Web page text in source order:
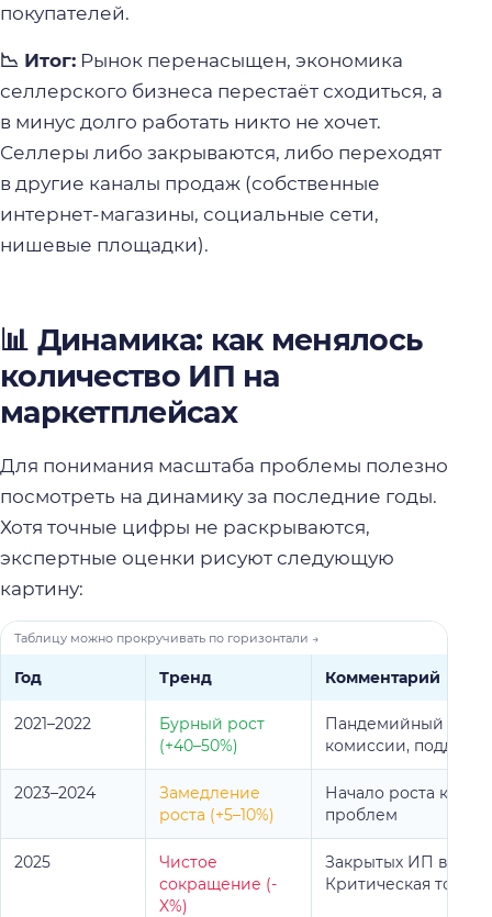
покупателей.
📉 Итог: Рынок перенасыщен, экономика
селлерского бизнеса перестаёт сходиться, а
в минус долго работать никто не хочет.
Селлеры либо закрываются, либо переходят
в другие каналы продаж (собственные
интернет-магазины, социальные сети,
нишевые площадки).
📊 Динамика: как менялось
количество ИП на
маркетплейсах
Для понимания масштаба проблемы полезно
посмотреть на динамику за последние годы.
Хотя точные цифры не раскрываются,
экспертные оценки рисуют следующую
картину:
Год Тренд Комментарий
2021–2022
Бурный рост
(+40–50%)
Пандемийный бум,
комиссии,
2023–2024
Замедление
роста (+5–10%)
Начало роста
проблем
2025
Чистое
сокращение (-
X%)
Закрытых ИП вдвое
Критическая точка